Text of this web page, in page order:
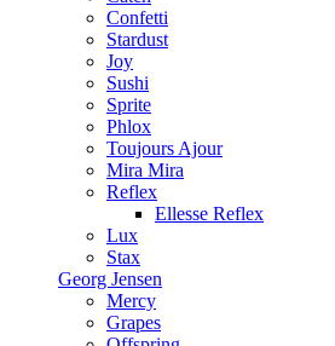
Confetti
Stardust
Joy
Sushi
Sprite
Phlox
Toujours Ajour
Mira Mira
Reflex
Ellesse Reflex
Lux
Stax
Georg Jensen
Mercy
Grapes